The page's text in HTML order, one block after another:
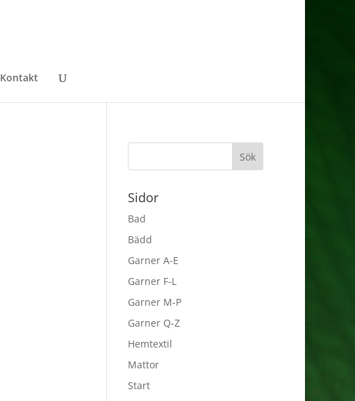
Kontakt
Sidor
Bad
Bädd
Garner A-E
Garner F-L
Garner M-P
Garner Q-Z
Hemtextil
Mattor
Start